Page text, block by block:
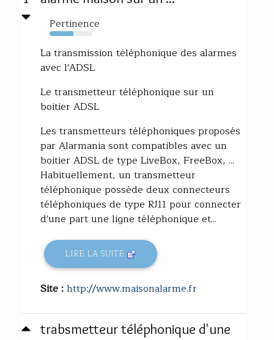
Pertinence
56%
La transmission téléphonique des alarmes
avec l'ADSL
Le transmetteur téléphonique sur un
boitier ADSL
Les transmetteurs téléphoniques proposés
par Alarmania sont compatibles avec un
boitier ADSL de type LiveBox, FreeBox, ...
Habituellement, un transmetteur
téléphonique possède deux connecteurs
téléphoniques de type RJ11 pour connecter
d'une part une ligne téléphonique et...
LIRE LA SUITE
Site :http://www.maisonalarme.fr
trabsmetteur téléphonique d'une